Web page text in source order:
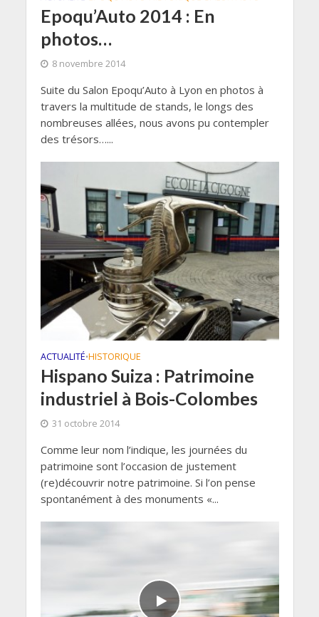
Epoqu’Auto 2014 : En
photos…
8 novembre 2014
Suite du Salon Epoqu’Auto à Lyon en photos à
travers la multitude de stands, le longs des
nombreuses allées, nous avons pu contempler
des trésors…...
ACTUALITÉ•HISTORIQUE
Hispano Suiza : Patrimoine
industriel à Bois-Colombes
31 octobre 2014
Comme leur nom l’indique, les journées du
patrimoine sont l’occasion de justement
(re)découvrir notre patrimoine. Si l’on pense
spontanément à des monuments «...